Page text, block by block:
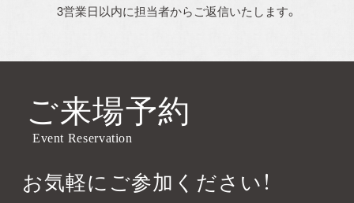
スタッフブログ
おのちゃん日記
おうち日記
3営業日以内に担当者からご返信いたします。
ご来場予約
Event Reservation
お気軽にご参加ください！